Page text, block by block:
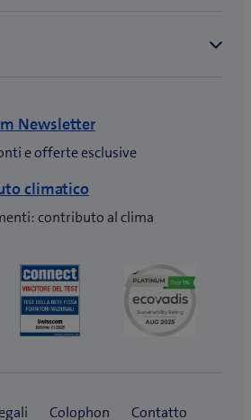
Newsletter
e offerte esclusive
climatico
contributo al clima